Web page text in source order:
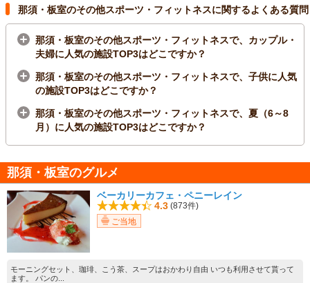
那須・板室のその他スポーツ・フィットネスに関するよくある質問
那須・板室のその他スポーツ・フィットネスで、カップル・
夫婦に人気の施設TOP3はどこですか？
那須・板室のその他スポーツ・フィットネスで、子供に人気
の施設TOP3はどこですか？
那須・板室のその他スポーツ・フィットネスで、夏（6～8
月）に人気の施設TOP3はどこですか？
那須・板室のグルメ
ベーカリーカフェ・ペニーレイン
4.3 (873件)
ご当地
モーニングセット、珈琲、こう茶、スープはおかわり自由 いつも利用させて貰って
ます。 パンの...